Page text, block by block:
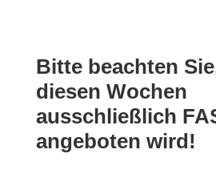
Bitte beachten
diesen Wochen
ausschließlich
angeboten wird!